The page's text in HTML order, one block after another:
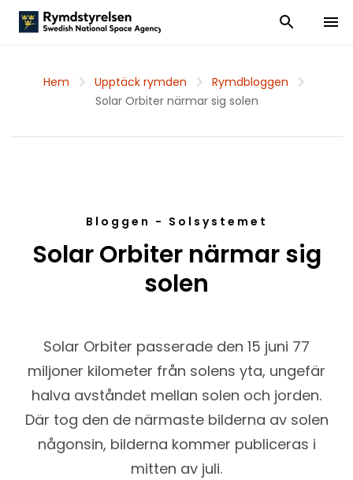
Visa och dölj
Visa
Hem Upptäck rymden
Rymdbloggen
Solar Orbiter närmar sig solen
Bloggen - Solsystemet
Solar Orbiter närmar sig
solen
Solar Orbiter passerade den 15 juni 77
miljoner kilometer från solens yta, ungefär
halva avståndet mellan solen och jorden.
Där tog den de närmaste bilderna av solen
någonsin, bilderna kommer publiceras i
mitten av juli.